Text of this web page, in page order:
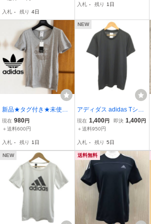
入札 - 残り 4日
【新品未使用】
入札 - 残り 1日
新品★タグ付き★未使用
adidas/アディダス レディ
ース 半袖 Tシャツ シルバ
現在 980円
＋送料600円
入札 - 残り 1日
NEW
アディダス adidas Tシャ
ツ L 黒 ブラック 無地 ラ
ウンドネック 半袖 /NP ■
現在 1,400円 即決 1,400円
＋送料950円
入札 - 残り 5日
NEW 送料無料